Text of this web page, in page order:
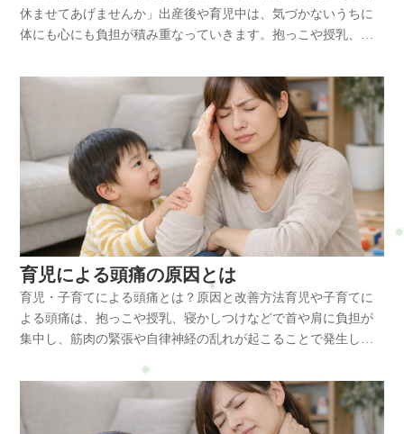
休ませてあげませんか」出産後や育児中は、気づかないうちに
体にも心にも負担が積み重なっていきます。抱っこや授乳、睡
浅さなどが出やすくなります。さらに、常に気を張っている状
態が続くことで、「なんとなく疲れが抜けない」「少しのこと
で余裕がなくなる」そんな感覚につながることもあります。本
当は、少しだけでも「ひとりで落ち着ける時間」があるだけ
で、体も心もふっとゆるみやすくなります。Refresh Jamでは、
体の状態を整えるだけでなく、ほっと力を抜ける時間を大切に
しています。少しだけママをお休みする時間として、自分のた
めの時間を過ごしてみてください。コース名産後リセットボデ
ィケア産後やまだお子さんが小さいママさんにお勧めのコース
です。カラダの歪みや抱っこによる肩こり・腰痛・足腰の不
調。育児によるストレスなど、トータル的に改善・ケアできま
す。楽々おまかせどのコースが良いのかわからない人は楽々お
まかせが便利。あなたに合わせた専用の施術内容を私が考えま
す。セットコース出産・育児の負担に合わせてコースを選ぶの
がお勧め。頭痛・ストレス・首･･･ボディケア＋ドライヘッドス
パ腰・歪み･･･ボディケア＋骨盤矯正足の疲れ・浮腫・ツル･･･
ボディケア＋リフレクソロジー美骨整体全体的な歪みや骨盤を
リセット。骨周りの筋肉を緩め、骨を正常な位置へと導きま
育児による頭痛の原因とは
育児・子育てによる頭痛とは？原因と改善方法育児や子育てに
よる頭痛は、抱っこや授乳、寝かしつけなどで首や肩に負担が
集中し、筋肉の緊張や自律神経の乱れが起こることで発生しや
さを支える首まわりに負担がかかり、頭痛を繰り返す原因にな
ります。日常の姿勢改善や休息の工夫によって予防しやすくな
る不調です。育児・子育てによる頭痛とは 育児中の頭痛は、単